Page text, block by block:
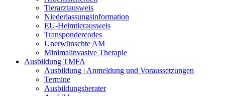
Tierarztausweis
Niederlassungsinformation
EU-Heimtierausweis
Transpondercodes
Unerwünschte AM
Minimalinvasive Therapie
Ausbildung TMFA
Ausbildung | Anmeldung und Voraussetzungen
Termine
Ausbildungsberater